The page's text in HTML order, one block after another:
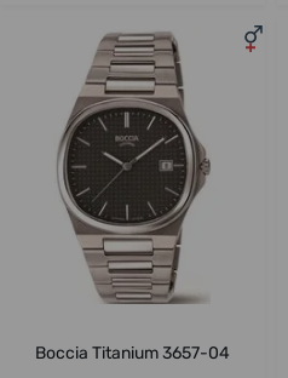
Boccia Titanium 3657-04